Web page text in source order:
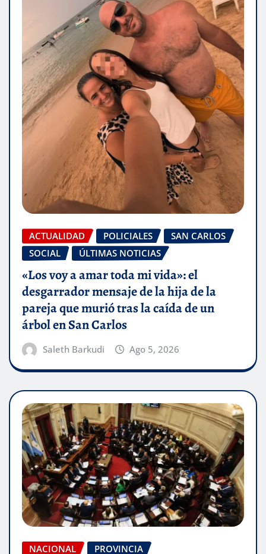
ACTUALIDAD POLICIALES
SAN CARLOS
SOCIAL
ÚLTIMAS NOTICIAS
«Los voy a amar toda mi vida»: el
desgarrador mensaje de la hija de la
pareja que murió tras la caída de un
árbol en San Carlos
Saleth Barkudi Ago 5, 2026
NACIONAL PROVINCIA